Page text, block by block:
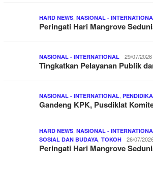
HARD NEWS NASIONAL -
Peringati Hari Mangrove
NASIONAL - INTERNATIONAL 29/07/2026
Tingkatkan Pelayanan Publik
NASIONAL - INTERNATIONAL
Gandeng KPK, Pusdiklat
HARD NEWS NASIONAL -
SOSIAL DAN BUDAYA TOKOH 26/07/
Peringati Hari Mangrove